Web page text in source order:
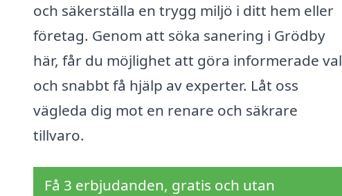
och säkerställa en trygg miljö i ditt hem eller
företag. Genom att söka sanering i Grödby
här, får du möjlighet att göra informerade val
och snabbt få hjälp av experter. Låt oss
vägleda dig mot en renare och säkrare
tillvaro.
Få 3 erbjudanden, gratis och utan